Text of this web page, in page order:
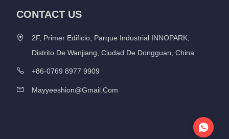
CONTACT US
2F, Primer Edificio, Parque Industrial INNOPARK,
Distrito De Wanjiang, Ciudad De Dongguan, China
+86-0769 8977 9909
Mayyeeshion@gmail.com